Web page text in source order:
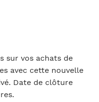
sur vos achats de
avec cette nouvelle
Date de clôture